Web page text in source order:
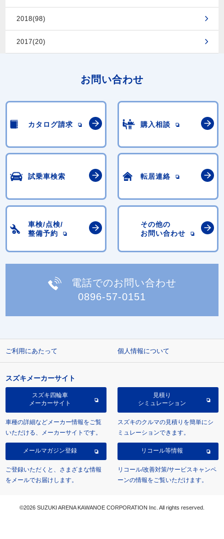
2018(98)
2017(20)
お問い合わせ
カタログ請求 購入相談
試乗車検索 転居連絡
車検/点検/
整備予約
その他の
お問い合わせ
電話でのお問い合わせ
0896-57-0151
ご利用にあたって 個人情報について
スズキメーカーサイト
スズキ四輪車
メーカーサイト
車種の詳細などメーカー情報をご覧
いただける、メーカーサイトです。
見積り
シミュレーション
スズキのクルマの見積りを簡単にシ
ミュレーションできます。
メールマガジン登録
ご登録いただくと、さまざまな情報
をメールでお届けします。
リコール等情報
リコール/改善対策/サービスキャンペ
ーンの情報をご覧いただけます。
©2026 SUZUKI ARENA KAWANOE CORPORATION Inc. All rights reserved.